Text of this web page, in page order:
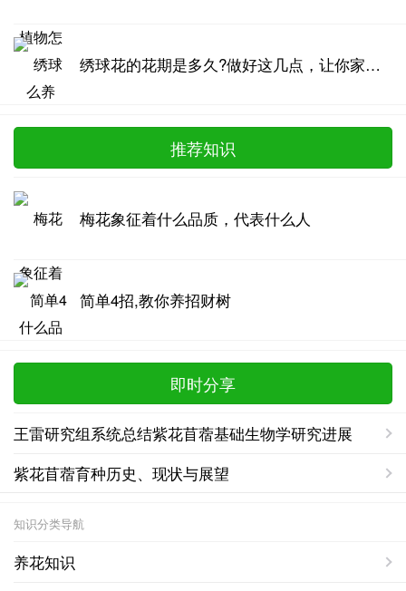
绣球花的花期是多久?做好这几点，让你家绣球花开爆盆!
推荐知识
梅花象征着什么品质，代表什么人
简单4招,教你养招财树
即时分享
王雷研究组系统总结紫花苜蓿基础生物学研究进展
紫花苜蓿育种历史、现状与展望
知识分类导航
养花知识